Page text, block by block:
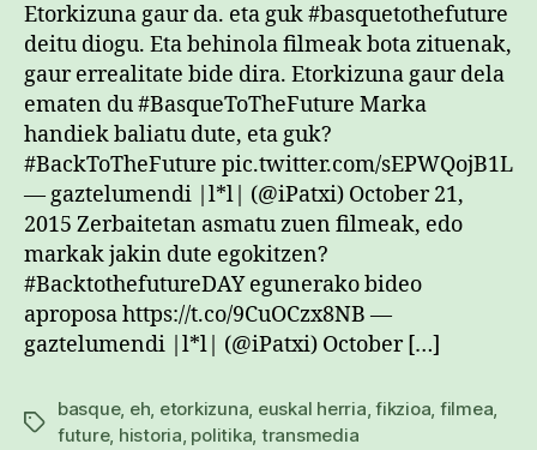
Etorkizuna gaur da. eta guk #basquetothefuture
deitu diogu. Eta behinola filmeak bota zituenak,
gaur errealitate bide dira. Etorkizuna gaur dela
ematen du #BasqueToTheFuture Marka
handiek baliatu dute, eta guk?
#BackToTheFuture pic.twitter.com/sEPWQojB1L
— gaztelumendi |l*l| (@iPatxi) October 21,
2015 Zerbaitetan asmatu zuen filmeak, edo
markak jakin dute egokitzen?
#BacktothefutureDAY egunerako bideo
aproposa https://t.co/9CuOCzx8NB —
gaztelumendi |l*l| (@iPatxi) October […]
Etiketak
basque, eh, etorkizuna, euskal herria,fikzioa, filmea,
future, historia, politika, transmedia